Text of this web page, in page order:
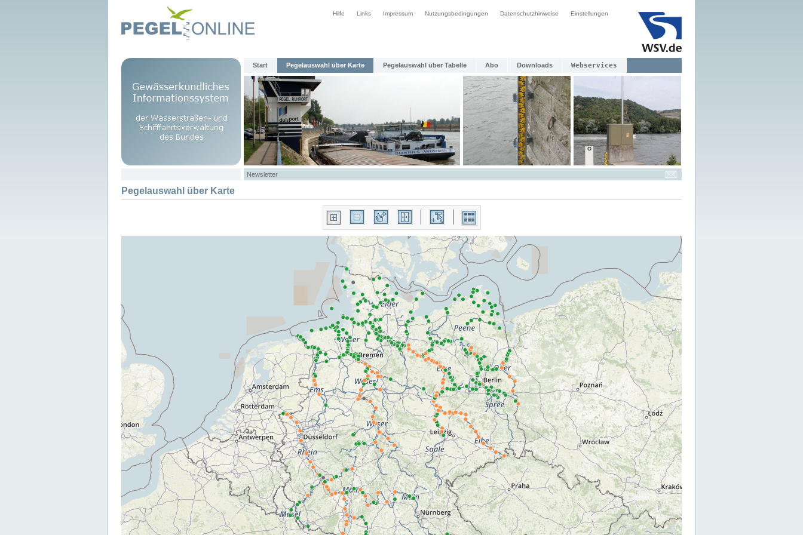
Hilfe Links Impressum Nutzungsbedingungen Datenschutzhinweise Einstellungen
Start Pegelauswahl über Karte Pegelauswahl über Tabelle Abo Downloads Webservices
Newsletter
Pegelauswahl über Karte